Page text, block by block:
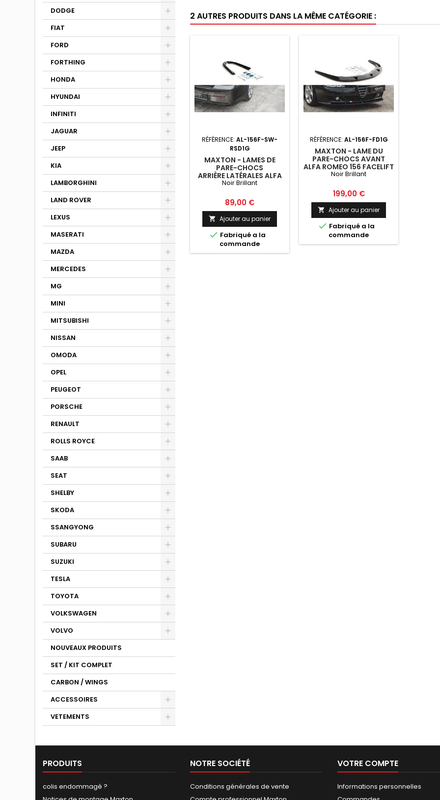
DODGE
FIAT
FORD
FORTHING
HONDA
HYUNDAI
INFINITI
JAGUAR
JEEP
KIA
LAMBORGHINI
LAND ROVER
LEXUS
MASERATI
MAZDA
MERCEDES
MG
MINI
MITSUBISHI
NISSAN
OMODA
OPEL
PEUGEOT
PORSCHE
RENAULT
ROLLS ROYCE
SAAB
SEAT
SHELBY
SKODA
SSANGYONG
SUBARU
SUZUKI
TESLA
TOYOTA
VOLKSWAGEN
VOLVO
NOUVEAUX PRODUITS
SET / KIT COMPLET
CARBON / WINGS
ACCESSOIRES
VETEMENTS
2 AUTRES PRODUITS DANS LA MÊME CATÉGORIE :
RÉFÉRENCE: AL-156F-SW-
RSD1G
MAXTON - LAMES DE
PARE-CHOCS
ARRIÈRE LATÉRALES ALFA
ROMEO 156 SW FACELIFT
Noir Brillant
Prix
89,00 €
 Ajouter au panier
 Fabriqué a la
commande
RÉFÉRENCE: AL-156F-FD1G
MAXTON - LAME DU
PARE-CHOCS AVANT
ALFA ROMEO 156 FACELIFT
NOIR BRILLANT
Noir Brillant
Prix
199,00 €
 Ajouter au panier
 Fabriqué a la
commande
PRODUITS
colis endommagé ?
NOTRE SOCIÉTÉ
Conditions générales de vente
VOTRE COMPTE
Informations personnelles